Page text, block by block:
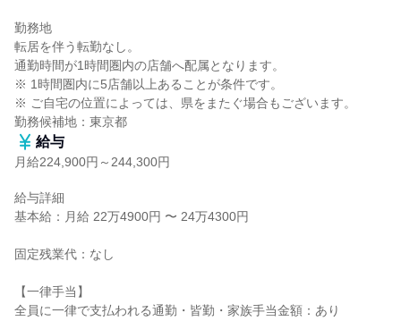
勤務地
転居を伴う転勤なし。
通勤時間が1時間圏内の店舗へ配属となります。
※ 1時間圏内に5店舗以上あることが条件です。
※ ご自宅の位置によっては、県をまたぐ場合もございます。
勤務候補地：東京都
給与
月給224,900円～244,300円
給与詳細
基本給：月給 22万4900円 〜 24万4300円
固定残業代：なし
【一律手当】
全員に一律で支払われる通勤・皆勤・家族手当金額：あり